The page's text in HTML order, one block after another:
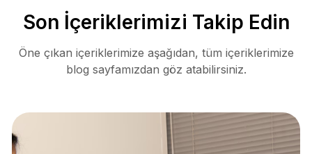
Son İçeriklerimizi Takip Edin
Öne çıkan içeriklerimize aşağıdan, tüm içeriklerimize
blog sayfamızdan göz atabilirsiniz.